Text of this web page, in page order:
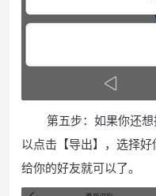
第五步：如果你还
以点击【导出】，选择
给你的好友就可以了。